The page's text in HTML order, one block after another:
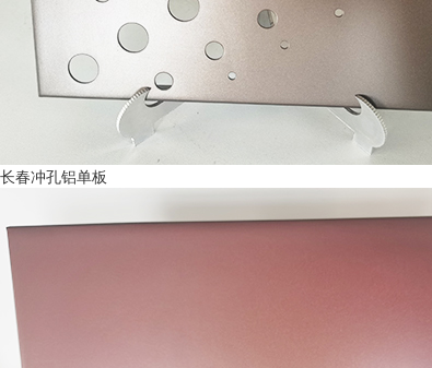
长春冲孔铝单板